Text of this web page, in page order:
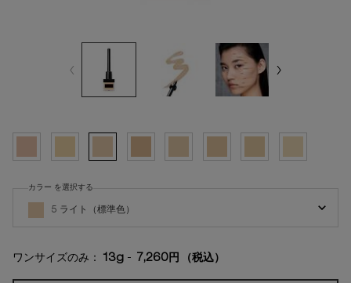
5 ライト（標準色）
カラー を選択する
ワンサイズのみ： 13g - 7,260円 （税込）